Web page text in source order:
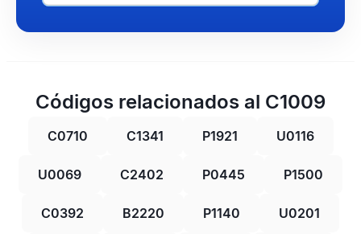
Códigos relacionados al C1009
C0710 C1341 P1921 U0116
U0069 C2402 P0445 P1500
C0392 B2220 P1140 U0201